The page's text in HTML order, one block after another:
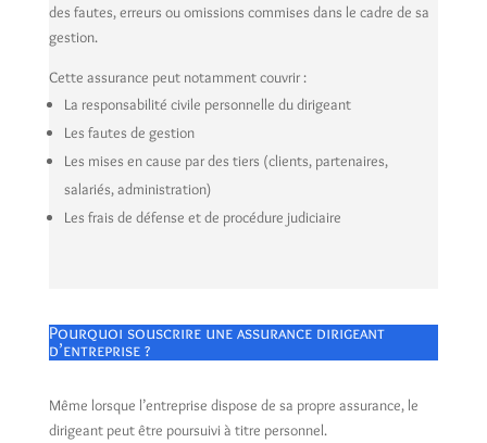
des fautes, erreurs ou omissions commises dans le cadre de sa
gestion.
Cette assurance peut notamment couvrir :
La responsabilité civile personnelle du dirigeant
Les fautes de gestion
Les mises en cause par des tiers (clients, partenaires,
salariés, administration)
Les frais de défense et de procédure judiciaire
Pourquoi souscrire une assurance dirigeant
d’entreprise ?
Même lorsque l’entreprise dispose de sa propre assurance, le
dirigeant peut être poursuivi à titre personnel.